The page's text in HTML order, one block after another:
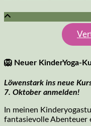
🦁 Neuer KinderYoga-
Löwenstark ins neue
7. Oktober anmelden!
In meinen
fantasievolle Abenteuer